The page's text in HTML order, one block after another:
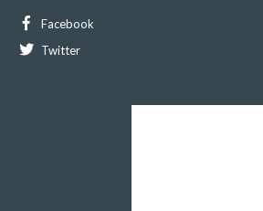
Facebook
Twitter